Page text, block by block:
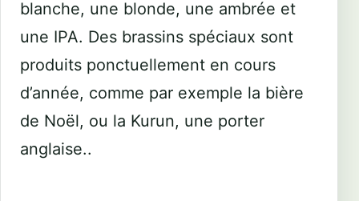
blanche, une blonde, une ambrée et
une IPA. Des brassins spéciaux sont
produits ponctuellement en cours
d’année, comme par exemple la bière
de Noël, ou la Kurun, une porter
anglaise..